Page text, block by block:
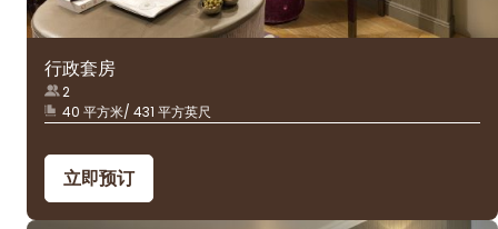
行政套房
2
40 平方米/ 431 平方英尺
立即预订